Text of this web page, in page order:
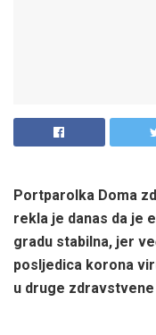
Portparolka Doma
rekla je danas da je
gradu stabilna, jer
posljedica korona
u druge